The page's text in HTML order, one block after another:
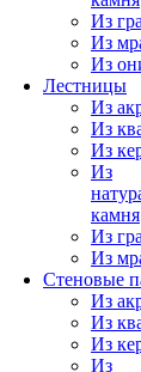
Из
Из
Из
Лестницы
Из
Из
Из
Из
камня
Из
Из
Стеновые
Из
Из
Из
Из